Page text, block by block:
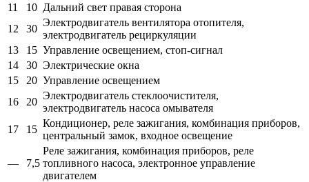
11
10 Дальний свет правая сторона
12
30
Электродвигатель вентилятора отопителя,
электродвигатель рециркуляции
13
15 Управление освещением, стоп-сигнал
14
30 Электрические окна
15
20 Управление освещением
16
20
Электродвигатель стеклоочистителя,
электродвигатель насоса омывателя
17
15
Кондиционер, реле зажигания, комбинация приборов,
центральный замок, входное освещение
— 7,5
Реле зажигания, комбинация приборов, реле
топливного насоса, электронное управление
двигателем